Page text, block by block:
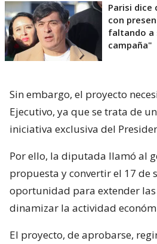
Parisi
con
faltando a
campaña"
Sin embargo, el proyecto
Ejecutivo, ya que se trata de
iniciativa exclusiva del
Por ello, la diputada llamó al
propuesta y convertir el 17 de
oportunidad para extender
dinamizar la actividad
El proyecto, de aprobarse,